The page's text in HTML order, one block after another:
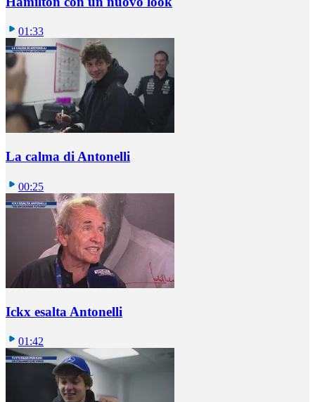
01:33
La calma di Antonelli
00:25
Ickx esalta Antonelli
01:42